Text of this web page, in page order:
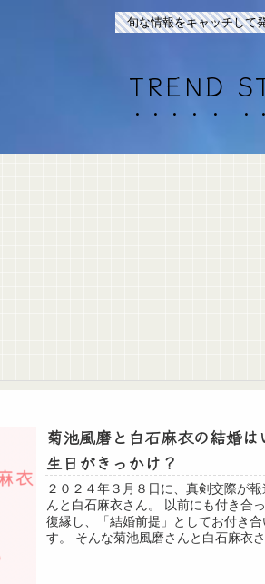
旬な情報をキャッチして
TREND
菊池風磨と白石麻衣の結婚
生日がきっかけ？
２０２４年３月８日に、真剣交際が
んと白石麻衣さん。 以前にも付き合
復縁し、「結婚前提」としてお付き
す。 そんな菊池風磨さんと白石麻衣